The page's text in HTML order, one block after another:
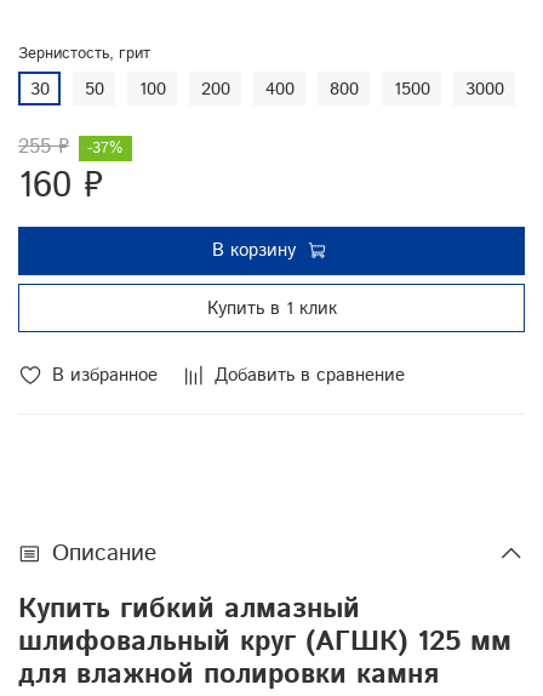
В избранное Добавить в сравнение
Зернистость, грит
30 50 100 200 400 800 1500 3000
255 ₽
160 ₽
-37%
В корзину
Купить в 1 клик
Описание
Купить гибкий алмазный
шлифовальный круг (АГШК) 125 мм
для влажной полировки камня